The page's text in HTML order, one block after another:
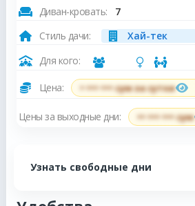
Диван-кровать:
7
Стиль дачи:
Хай-тек
Для кого:
Цена: • ••• ••• сум за сутки
Цены за выходные дни: •• ••• ••• сум
Узнать свободные дни